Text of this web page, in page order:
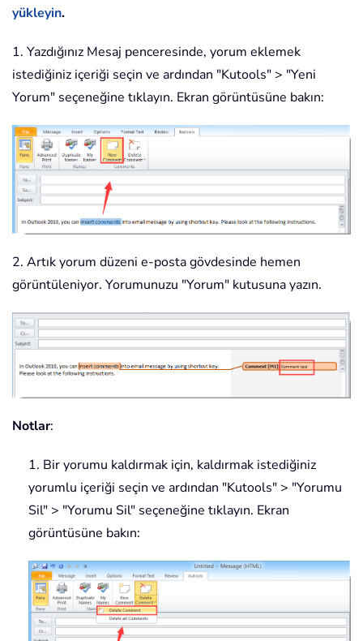
yükleyin.
1. Yazdığınız Mesaj penceresinde, yorum eklemek
istediğiniz içeriği seçin ve ardından "Kutools" > "Yeni
Yorum" seçeneğine tıklayın. Ekran görüntüsüne bakın:
2. Artık yorum düzeni e-posta gövdesinde hemen
görüntüleniyor. Yorumunuzu "Yorum" kutusuna yazın.
Notlar:
1. Bir yorumu kaldırmak için, kaldırmak istediğiniz
yorumlu içeriği seçin ve ardından "Kutools" > "Yorumu
Sil" > "Yorumu Sil" seçeneğine tıklayın. Ekran
görüntüsüne bakın: